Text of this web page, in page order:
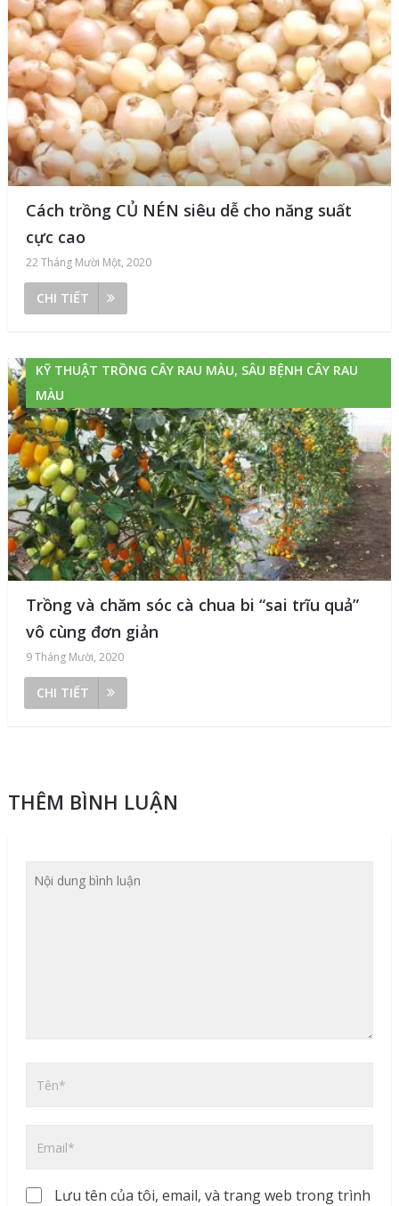
Cách trồng CỦ NÉN siêu dễ cho năng suất
cực cao
22 Tháng Mười Một, 2020
CHI TIẾT
KỸ THUẬT TRỒNG CÂY RAU MÀU, SÂU BỆNH CÂY RAU
MÀU
Trồng và chăm sóc cà chua bi “sai trĩu quả”
vô cùng đơn giản
9 Tháng Mười, 2020
CHI TIẾT
THÊM BÌNH LUẬN
Lưu tên của tôi, email, và trang web trong trình